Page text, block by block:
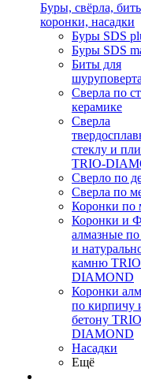
Буры, свёрла,
коронки, насадки
Буры SDS
Буры SDS
Биты для
шуруповерта
Сверла по
керамике
Сверла
стеклу и
TRIO-
Сверло по
Сверла по
Коронки по
Коронки и
алмазные
и
камню
DIAMOND
Коронки
по кирпичу
бетону
DIAMOND
Насадки
Ещё